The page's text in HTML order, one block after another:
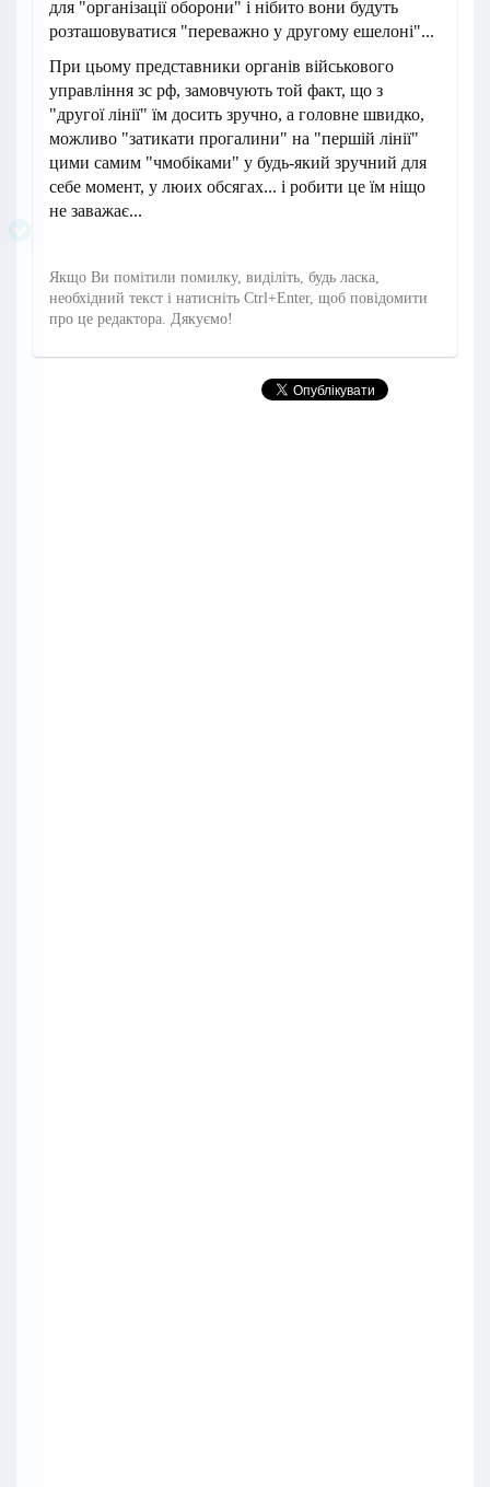
для "організації оборони" і нібито вони будуть
розташовуватися "переважно у другому ешелоні"...
При цьому представники органів військового
управління зс рф, замовчують той факт, що з
"другої лінії" їм досить зручно, а головне швидко,
можливо "затикати прогалини" на "першій лінії"
цими самим "чмобіками" у будь-який зручний для
себе момент, у люих обсягах... і робити це їм ніщо
не заважає...
Якщо Ви помітили помилку, виділіть, будь ласка,
необхідний текст і натисніть Ctrl+Enter, щоб повідомити
про це редактора. Дякуємо!